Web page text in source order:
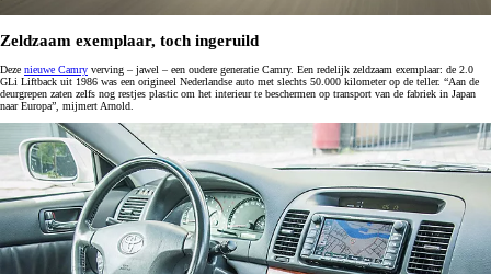
Zeldzaam exemplaar, toch ingeruild
Deze nieuwe Camry verving – jawel – een oudere generatie Camry. Een redelijk zeldzaam exemplaar: de 2.0
GLi Liftback uit 1986 was een origineel Nederlandse auto met slechts 50.000 kilometer op de teller. “Aan de
deurgrepen zaten zelfs nog restjes plastic om het interieur te beschermen op transport van de fabriek in Japan
naar Europa”, mijmert Arnold.